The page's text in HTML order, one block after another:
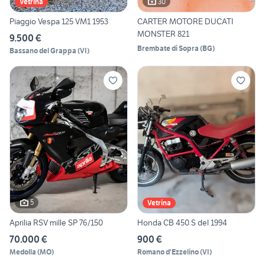
Piaggio Vespa 125 VM1 1953
9.500 €
Bassano del Grappa (VI)
CARTER MOTORE DUCATI
MONSTER 821
Brembate di Sopra (BG)
5
Aprilia RSV mille SP 76/150
70.000 €
Medolla (MO)
Vetrina
Honda CB 450 S del 1994
900 €
Romano d'Ezzelino(VI)